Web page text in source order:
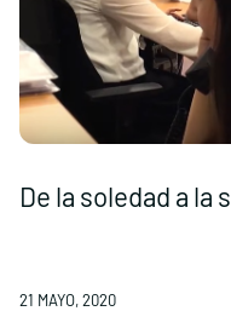
De la soledad a la
21 MAYO, 2020